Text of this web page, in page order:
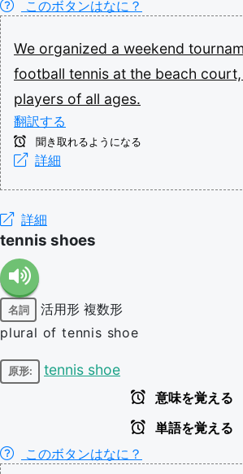
このボタンはなに？
We organized a weekend
football tennis at the beach court,
players of all ages.
翻訳する
聞き取れるようになる
詳細
詳細
tennis shoes
名詞 活用形 複数形
plural of tennis shoe
原形: tennis shoe
意味を覚える
単語を覚える
このボタンはなに？